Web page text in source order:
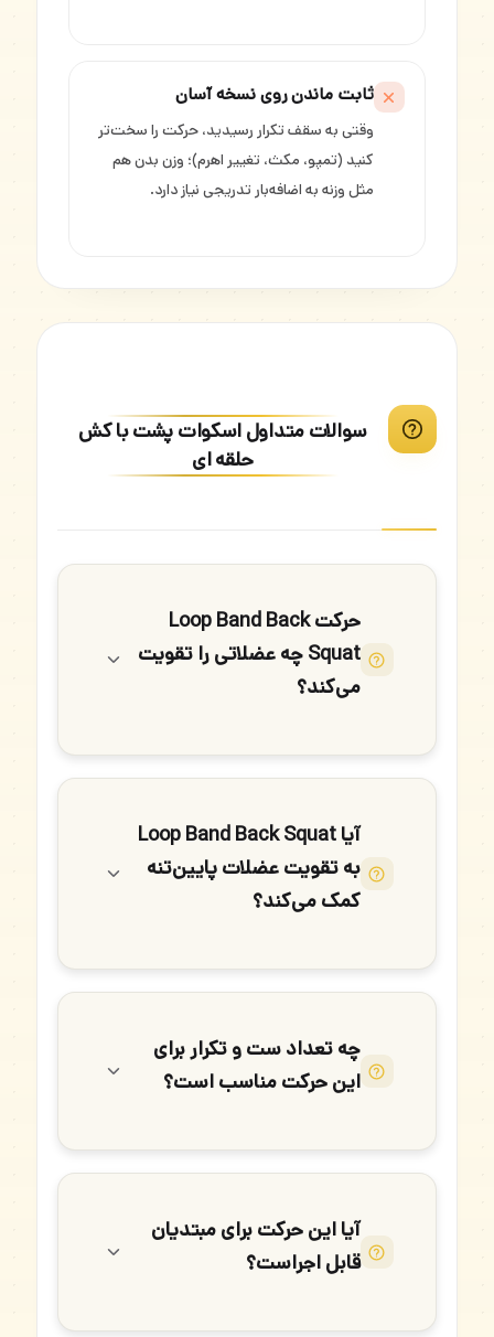
ثابت ماندن روی نسخه آسان
وقتی به سقف تکرار رسیدید، حرکت را سخت‌تر
کنید (تمپو، مکث، تغییر اهرم)؛ وزن بدن هم
مثل وزنه به اضافه‌بار تدریجی نیاز دارد.
سوالات متداول اسکوات پشت با کش
حلقه ای
حرکت Loop Band Back
Squat چه عضلاتی را تقویت
می‌کند؟
آیا Loop Band Back Squat
به تقویت عضلات پایین‌تنه
کمک می‌کند؟
چه تعداد ست و تکرار برای
این حرکت مناسب است؟
آیا این حرکت برای مبتدیان
قابل اجراست؟